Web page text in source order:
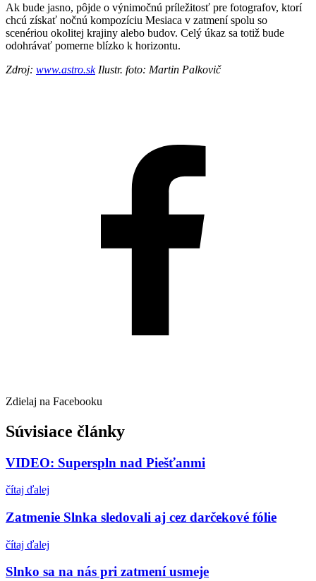
Ak bude jasno, pôjde o výnimočnú príležitosť pre fotografov, ktorí
chcú získať nočnú kompozíciu Mesiaca v zatmení spolu so
scenériou okolitej krajiny alebo budov. Celý úkaz sa totiž bude
odohrávať pomerne blízko k horizontu.
Zdroj: www.astro.skIlustr. foto: Martin Palkovič
Zdielaj na Facebooku
Súvisiace články
VIDEO: Superspln nad Piešťanmi
čítaj ďalej
Zatmenie Slnka sledovali aj cez darčekové fólie
čítaj ďalej
Slnko sa na nás pri zatmení usmeje